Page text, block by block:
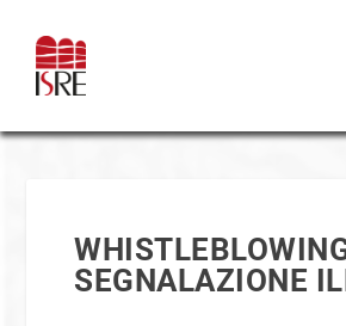
SEGNALAZIONE